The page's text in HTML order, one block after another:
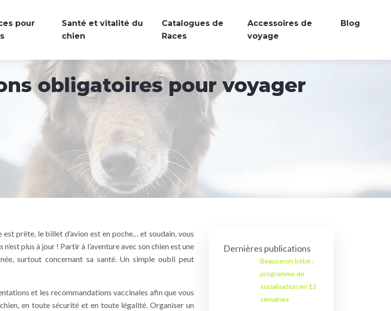
pour
Santé et vitalité du
chien
Catalogues de
Races
Accessoires de
voyage
Blog
obligatoires pour voyager
prête, le billet d’avion est en poche… et soudain, vous
plus à jour ! Partir à l’aventure avec son chien est une
surtout concernant sa santé. Un simple oubli peut
et les recommandations vaccinales afin que vous
en toute sécurité et en toute légalité. Organiser un
Dernières publications
Beauceron bébé :
programme de
socialisation en 12
semaines